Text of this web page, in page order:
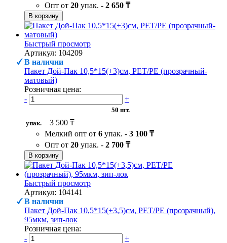
Опт от 20 упак. - 2 650 ₸
В корзину
Быстрый просмотр
Артикул: 104209
В наличии
Пакет Дой-Пак 10,5*15(+3)см, PET/PE (прозрачный-
матовый)
Розничная цена:
-
+
50 шт.
упак.
3 500 ₸
Мелкий опт от 6 упак. - 3 100 ₸
Опт от 20 упак. - 2 700 ₸
В корзину
Быстрый просмотр
Артикул: 104141
В наличии
Пакет Дой-Пак 10,5*15(+3,5)см, PET/PE (прозрачный),
95мкм, зип-лок
Розничная цена:
-
+